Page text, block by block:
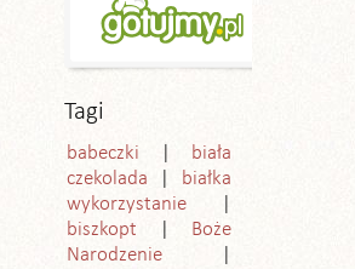
Tagi
babeczki
biała
czekolada
białka
wykorzystanie
biszkopt
Boże
Narodzenie